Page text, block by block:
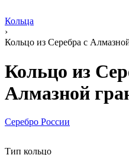
Кольца
›
Кольцо из Серебра с
Кольцо из
Алмазной
Серебро России
Тип кольцо